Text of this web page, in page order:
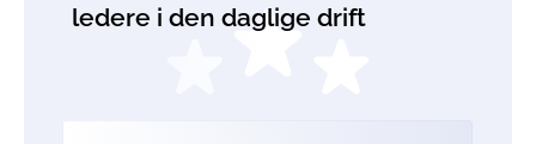
ledere i den daglige drift